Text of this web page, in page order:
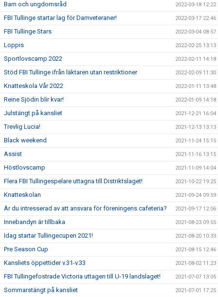
Barn och ungdomsråd 2022-03-18 12:22
FBI Tullinge startar lag för Damveteraner! 2022-03-17 22:46
FBI Tullinge Stars 2022-03-04 08:57
Loppis 2022-02-25 13:13
Sportlovscamp 2022 2022-02-11 14:18
Stöd FBI Tullinge ifrån läktaren utan restriktioner 2022-02-09 11:30
Knatteskola Vår 2022 2022-01-11 13:48
Reine Sjödin blir kvar! 2022-01-09 14:18
Julstängt på kansliet 2021-12-21 16:04
Trevlig Lucia! 2021-12-13 13:13
Black weekend 2021-11-24 15:15
Assist 2021-11-16 13:15
Höstlovscamp 2021-11-09 14:04
Flera FBI Tullingespelare uttagna till Distriktslaget! 2021-10-22 19:25
Knatteskolan 2021-09-24 09:59
Är du intresserad av att ansvara för föreningens cafeteria? 2021-09-17 12:06
Innebandyn är tillbaka 2021-08-23 09:55
Idag startar Tullingecupen 2021! 2021-08-20 10:33
Pre Season Cup 2021-08-15 12:46
Kansliets öppettider v.31-v.33 2021-08-02 11:23
FBI Tullingefostrade Victoria uttagen till U-19 landslaget! 2021-07-07 13:05
Sommarstängt på kansliet 2021-07-01 17:25